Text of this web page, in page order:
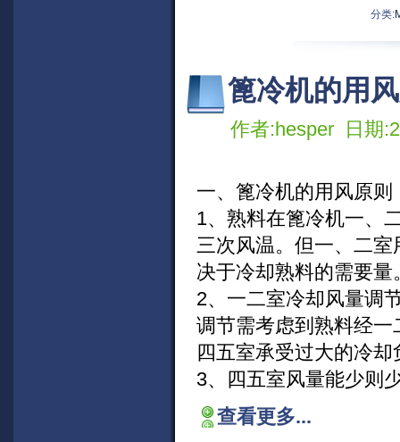
分类:
篦冷机的用
作者:hesper 日期
一、篦冷机的用风原则
1、熟料在篦冷机一、
三次风温。但一、二
决于冷却熟料的需要
2、一二室冷却风量调
调节需考虑到熟料经
四五室承受过大的冷却
3、四五室风量能少则
查看更多...